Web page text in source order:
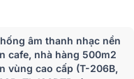
âm thanh nhạc nền
cafe, nhà hàng 500m2
vùng cao cấp (T-206B,